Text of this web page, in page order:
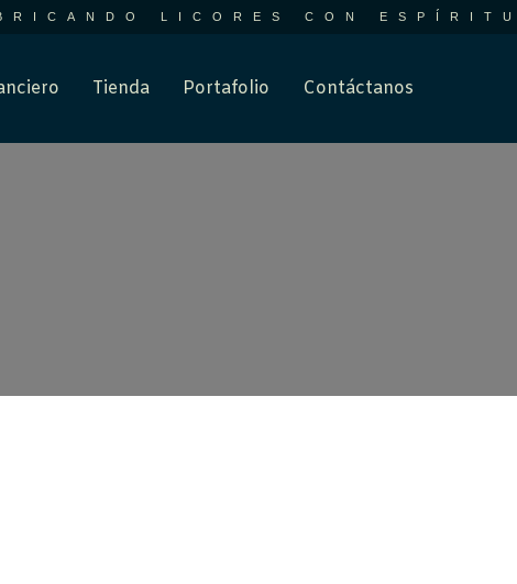
LICORES CON ESPÍRITU
Tienda Portafolio Contáctanos